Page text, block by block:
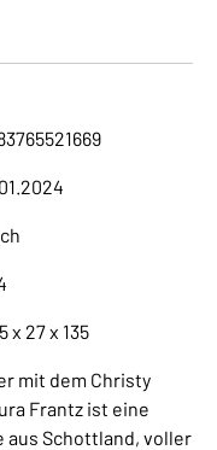
x 27 x 135
mit dem Christy
Frantz ist eine
Schottland, voller